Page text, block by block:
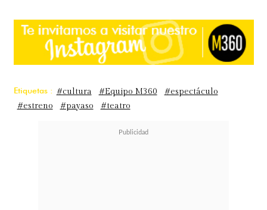
Etiquetas : #cultura #Equipo M360
#espectáculo
#estreno
#payaso #teatro